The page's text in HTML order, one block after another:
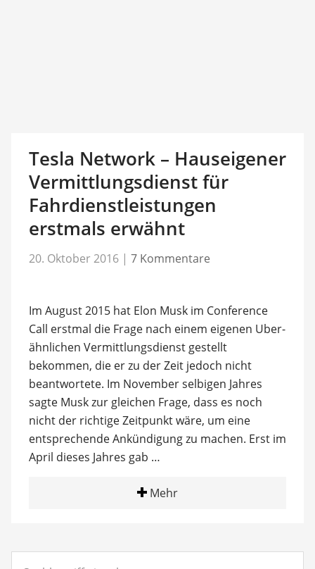
Tesla Network – Hauseigener
Vermittlungsdienst für
Fahrdienstleistungen
erstmals erwähnt
20. Oktober 2016 | 7 Kommentare
Im August 2015 hat Elon Musk im Conference
Call erstmal die Frage nach einem eigenen Uber-
ähnlichen Vermittlungsdienst gestellt
bekommen, die er zu der Zeit jedoch nicht
beantwortete. Im November selbigen Jahres
sagte Musk zur gleichen Frage, dass es noch
nicht der richtige Zeitpunkt wäre, um eine
entsprechende Ankündigung zu machen. Erst im
April dieses Jahres gab …
Mehr